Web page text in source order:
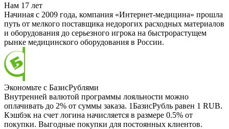
Нам 17 лет
Начиная с 2009 года, компания «Интернет-медицина» прошла
путь от мелкого поставщика недорогих расходных материалов
и оборудования до серьезного игрока на быстрорастущем
рынке медицинского оборудования в России.
Экономьте с БазисРублями
Внутренней валютой программы лояльности можно
оплачивать до 2% от суммы заказа. 1БазисРубль равен 1 RUB.
Кэшбэк на счет логина начисляется в размере 0.5% от
покупки. Выгодные покупки для постоянных клиентов.